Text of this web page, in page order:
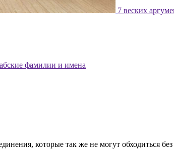
7 веских
фамилии и имена
которые так же не могут обходиться без